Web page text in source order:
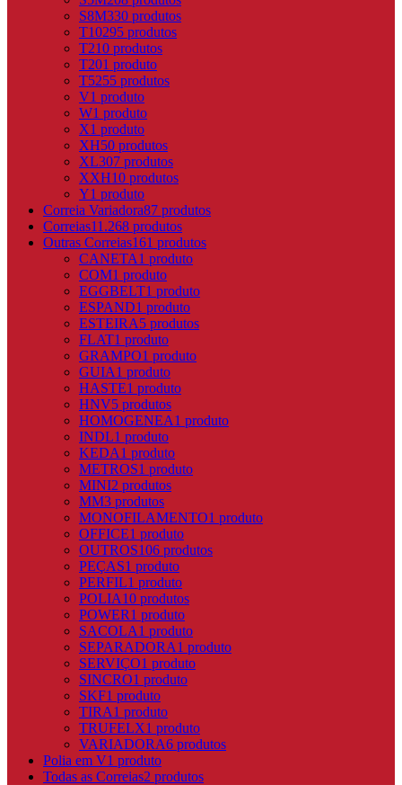
S8M330 produtos
T10295 produtos
T210 produtos
T201 produto
T5255 produtos
V1 produto
W1 produto
X1 produto
XH50 produtos
XL307 produtos
XXH10 produtos
Y1 produto
Correia Variadora87 produtos
Correias11.268 produtos
Outras Correias161 produtos
CANETA1 produto
COM1 produto
EGGBELT1 produto
ESPAND1 produto
ESTEIRA5 produtos
FLAT1 produto
GRAMPO1 produto
GUIA1 produto
HASTE1 produto
HNV5 produtos
HOMOGENEA1 produto
INDL1 produto
KEDA1 produto
METROS1 produto
MINI2 produtos
MM3 produtos
MONOFILAMENTO1 produto
OFFICE1 produto
OUTROS106 produtos
PEÇAS1 produto
PERFIL1 produto
POLIA10 produtos
POWER1 produto
SACOLA1 produto
SEPARADORA1 produto
SERVIÇO1 produto
SINCRO1 produto
SKF1 produto
TIRA1 produto
TRUFELX1 produto
VARIADORA6 produtos
Polia em V1 produto
Todas as Correias2 produtos